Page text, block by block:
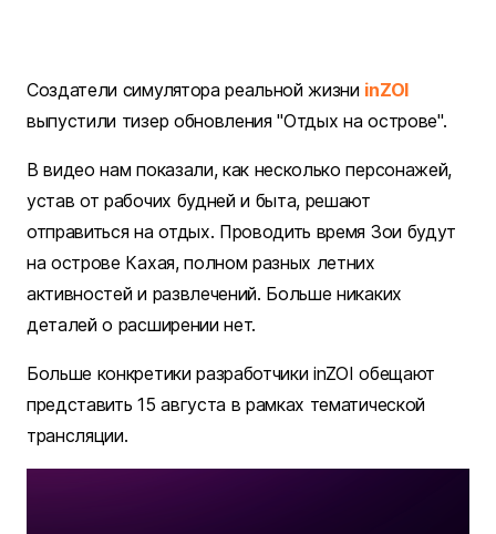
Создатели симулятора реальной жизни inZOI
выпустили тизер обновления "Отдых на острове".
В видео нам показали, как несколько персонажей,
устав от рабочих будней и быта, решают
отправиться на отдых. Проводить время Зои будут
на острове Кахая, полном разных летних
активностей и развлечений. Больше никаких
деталей о расширении нет.
Больше конкретики разработчики inZOI обещают
представить 15 августа в рамках тематической
трансляции.